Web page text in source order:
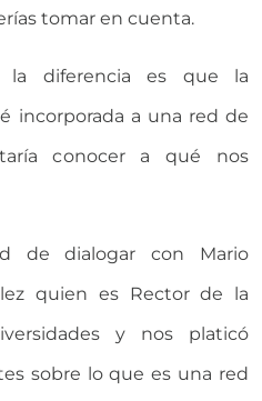
tomar en cuenta.
la diferencia es que la
incorporada a una red de
conocer a qué nos
de dialogar con Mario
quien es Rector de la
y nos platicó
sobre lo que es una red